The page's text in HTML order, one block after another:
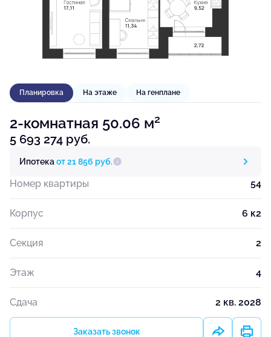
Планировка На этаже На генплане
2-комнатная 50.06 м2
5 693 274 руб.
Ипотекаот 21 856 руб.
Номер квартиры 54
Корпус 6 к2
Секция 2
Этаж 4
Сдача 2 кв. 2028
Заказать звонок